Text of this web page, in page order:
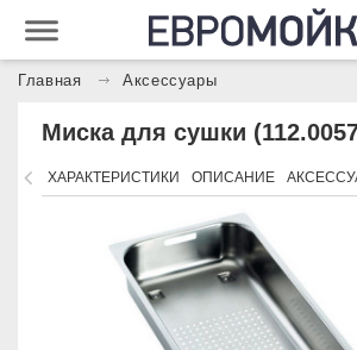
Главная Аксессуары
Миска для сушки
ХАРАКТЕРИСТИКИ ОПИСАНИЕ